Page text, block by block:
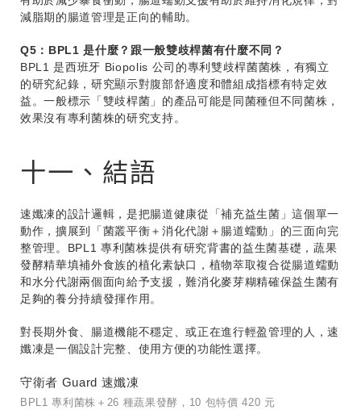
減脂期的腸道管理是正向的輔助。
Q5：BPL1 是什麼？跟一般雙歧桿菌有什麼不同？
BPL1 是西班牙 Biopolis 公司的專利雙歧桿菌菌株，有獨立
的研究紀錄，研究顯示對腹部舒適度和體組成指標有特定效
益。一般標示「雙歧桿菌」的產品可能是同菌種但不同菌株，
效果沒有專利菌株的研究支持。
十一、結語
速孅凍的設計邏輯，是把腸道健康從「補充益生菌」這個單一
動作，擴展到「菌叢平衡＋消化代謝＋腸道蠕動」的三面向完
整管理。BPL1 專利菌株提供有研究背書的益生菌基礎，蔬果
發酵精華填補外食族的植化素缺口，植物萃取複合從腸道蠕動
和水分代謝兩個面向給予支援，難消化麥芽糊精確保益生菌有
足夠的養分持續發揮作用。
對長期外食、腸道機能不穩定、或正在進行輕盈管理的人，速
孅凍是一個設計完整、使用方便的功能性選擇。
守衛者 Guard 速孅凍
BPL1 專利菌株＋26 種蔬果發酵，10 包特價 420 元